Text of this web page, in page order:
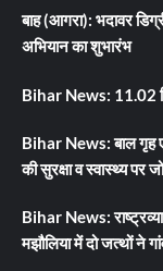
बाह (आगरा): भदावर
अभियान का शुभारंभ
Bihar News: 11.02
Bihar News: बाल गृह
की सुरक्षा व स्वास्थ्य पर
Bihar News:
मझौलिया में दो जत्थों ने